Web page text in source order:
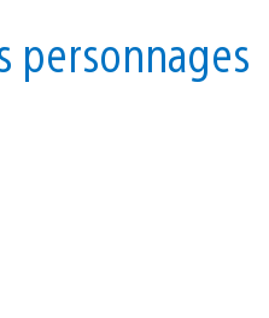
personnages